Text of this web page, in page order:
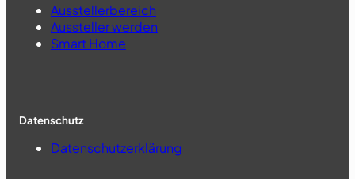
Ausstellerbereich
Aussteller werden
Smart Home
Datenschutz
Datenschutzerklärung